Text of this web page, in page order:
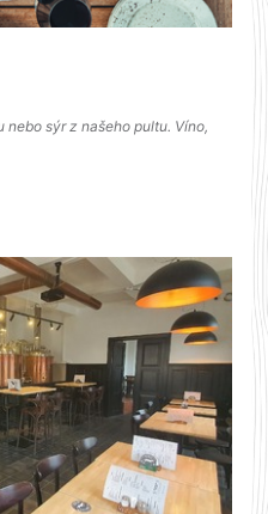
sýr z našeho pultu. Víno,